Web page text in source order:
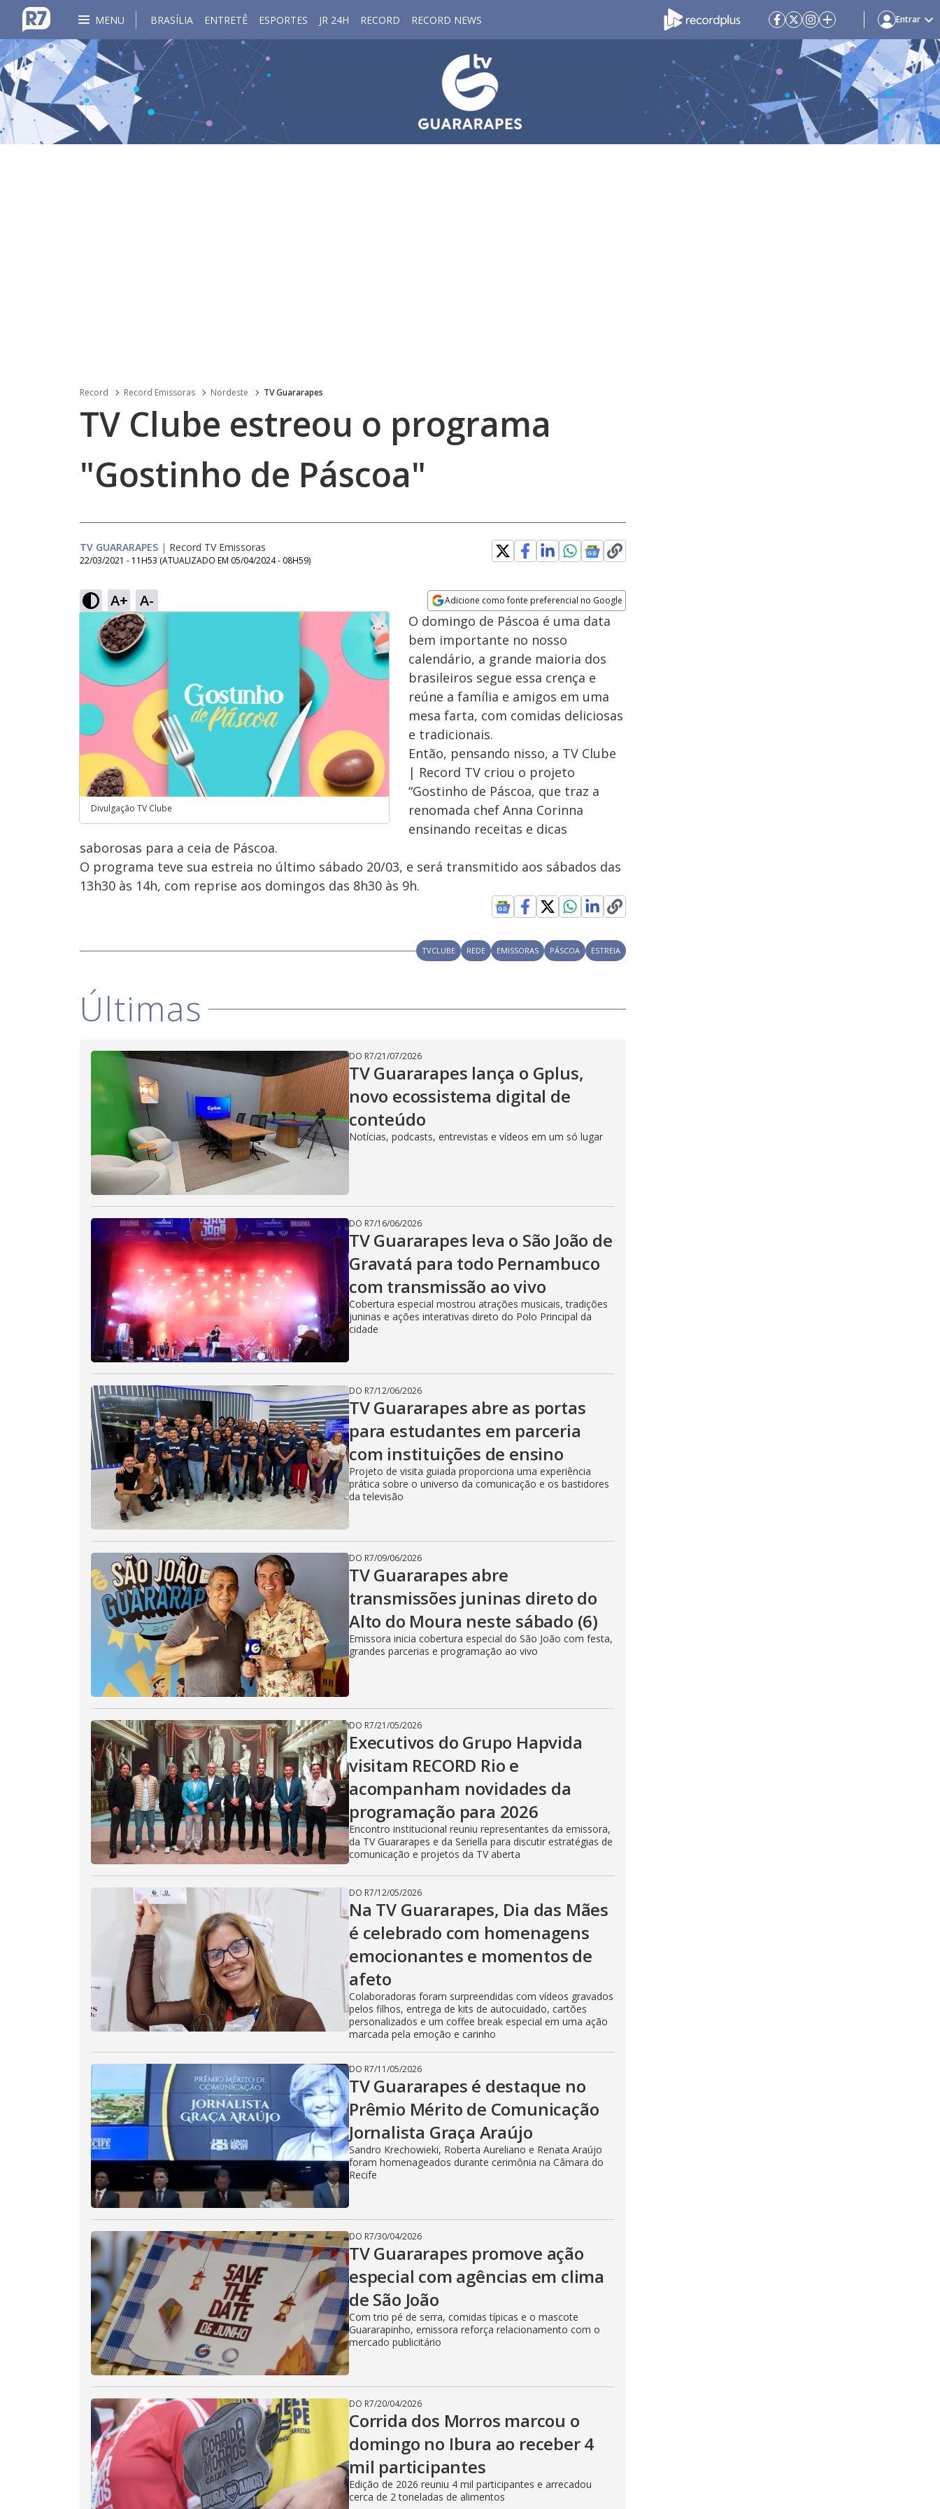
MENU BRASÍLIA ENTRETÊ ESPORTES JR 24H RECORD RECORD NEWS Entrar
Record Record Emissoras Nordeste TV Guararapes
TV Clube estreou o programa
"Gostinho de Páscoa"
TV GUARARAPES | Record TV Emissoras
22/03/2021 - 11H53 (ATUALIZADO EM 05/04/2024 - 08H59)
A+ A- Adicione como fonte preferencial no Google
Opens in new window
Divulgação TV Clube
O domingo de Páscoa é uma data
bem importante no nosso
calendário, a grande maioria dos
brasileiros segue essa crença e
reúne a família e amigos em uma
mesa farta, com comidas deliciosas
e tradicionais.
Então, pensando nisso, a TV Clube
| Record TV criou o projeto
“Gostinho de Páscoa, que traz a
renomada chef Anna Corinna
ensinando receitas e dicas
saborosas para a ceia de Páscoa.
O programa teve sua estreia no último sábado 20/03, e será transmitido aos sábados das
13h30 às 14h, com reprise aos domingos das 8h30 às 9h.
TVCLUBE REDE EMISSORAS PÁSCOA ESTREIA
Últimas
DO R7/21/07/2026
TV Guararapes lança o Gplus,
novo ecossistema digital de
conteúdo
Notícias, podcasts, entrevistas e vídeos em um só lugar
DO R7/16/06/2026
TV Guararapes leva o São João de
Gravatá para todo Pernambuco
com transmissão ao vivo
Cobertura especial mostrou atrações musicais, tradições
juninas e ações interativas direto do Polo Principal da
cidade
DO R7/12/06/2026
TV Guararapes abre as portas
para estudantes em parceria
com instituições de ensino
Projeto de visita guiada proporciona uma experiência
prática sobre o universo da comunicação e os bastidores
da televisão
DO R7/09/06/2026
TV Guararapes abre
transmissões juninas direto do
Alto do Moura neste sábado (6)
Emissora inicia cobertura especial do São João com festa,
grandes parcerias e programação ao vivo
DO R7/21/05/2026
Executivos do Grupo Hapvida
visitam RECORD Rio e
acompanham novidades da
programação para 2026
Encontro institucional reuniu representantes da emissora,
da TV Guararapes e da Seriella para discutir estratégias de
comunicação e projetos da TV aberta
DO R7/12/05/2026
Na TV Guararapes, Dia das Mães
é celebrado com homenagens
emocionantes e momentos de
afeto
Colaboradoras foram surpreendidas com vídeos gravados
pelos filhos, entrega de kits de autocuidado, cartões
personalizados e um coffee break especial em uma ação
marcada pela emoção e carinho
DO R7/11/05/2026
TV Guararapes é destaque no
Prêmio Mérito de Comunicação
Jornalista Graça Araújo
Sandro Krechowieki, Roberta Aureliano e Renata Araújo
foram homenageados durante cerimônia na Câmara do
Recife
DO R7/30/04/2026
TV Guararapes promove ação
especial com agências em clima
de São João
Com trio pé de serra, comidas típicas e o mascote
Guararapinho, emissora reforça relacionamento com o
mercado publicitário
DO R7/20/04/2026
Corrida dos Morros marcou o
domingo no Ibura ao receber 4
mil participantes
Edição de 2026 reuniu 4 mil participantes e arrecadou
cerca de 2 toneladas de alimentos